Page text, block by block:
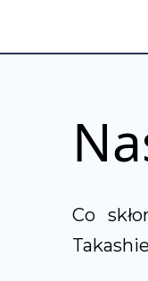
Co